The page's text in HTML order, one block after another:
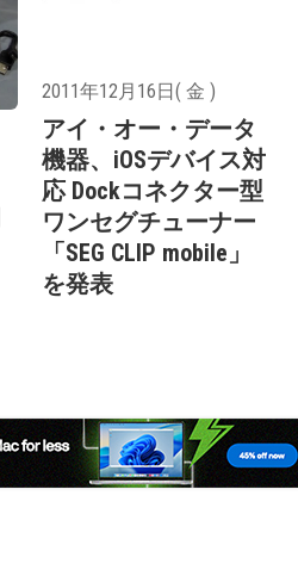
2011年12月16日( 金 )
アイ・オー・データ
機器、iOSデバイス対
応 Dockコネクター型
ワンセグチューナー
「SEG CLIP mobile」
を発表